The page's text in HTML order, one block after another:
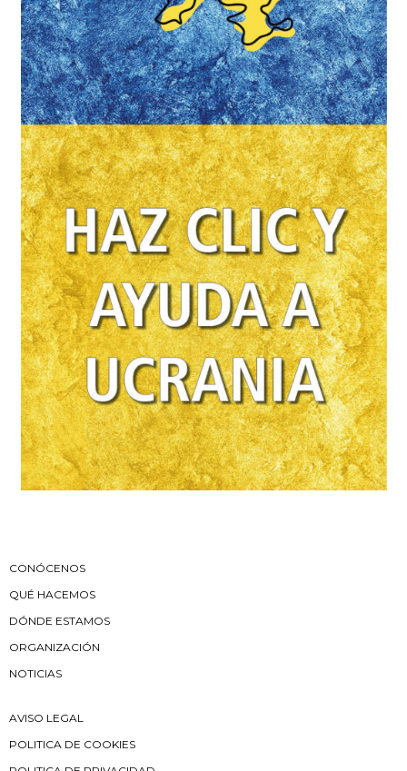
CONÓCENOS
QUÉ HACEMOS
DÓNDE ESTAMOS
ORGANIZACIÓN
NOTICIAS
AVISO LEGAL
POLITICA DE COOKIES